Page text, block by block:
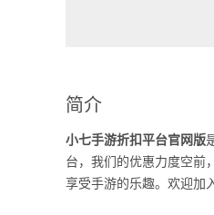
简介
小七手游折扣平台官网版
台，我们的优惠力度空前
享受手游的乐趣。欢迎加